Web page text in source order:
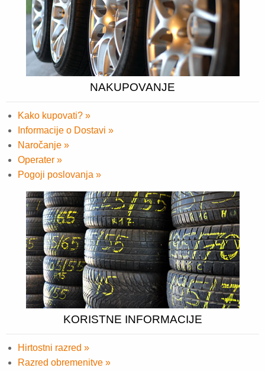
NAKUPOVANJE
Kako kupovati? »
Informacije o Dostavi »
Naročanje »
Operater »
Pogoji poslovanja »
KORISTNE INFORMACIJE
Hirtostni razred »
Razred obremenitve »